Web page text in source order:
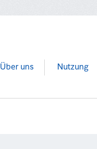
Über uns Nutzung